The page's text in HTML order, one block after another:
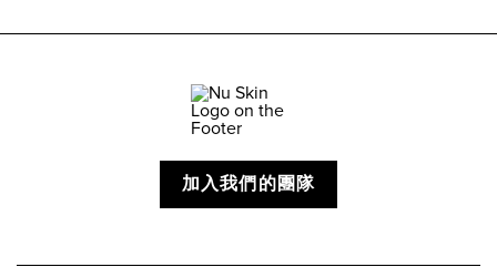
加入我們的團隊